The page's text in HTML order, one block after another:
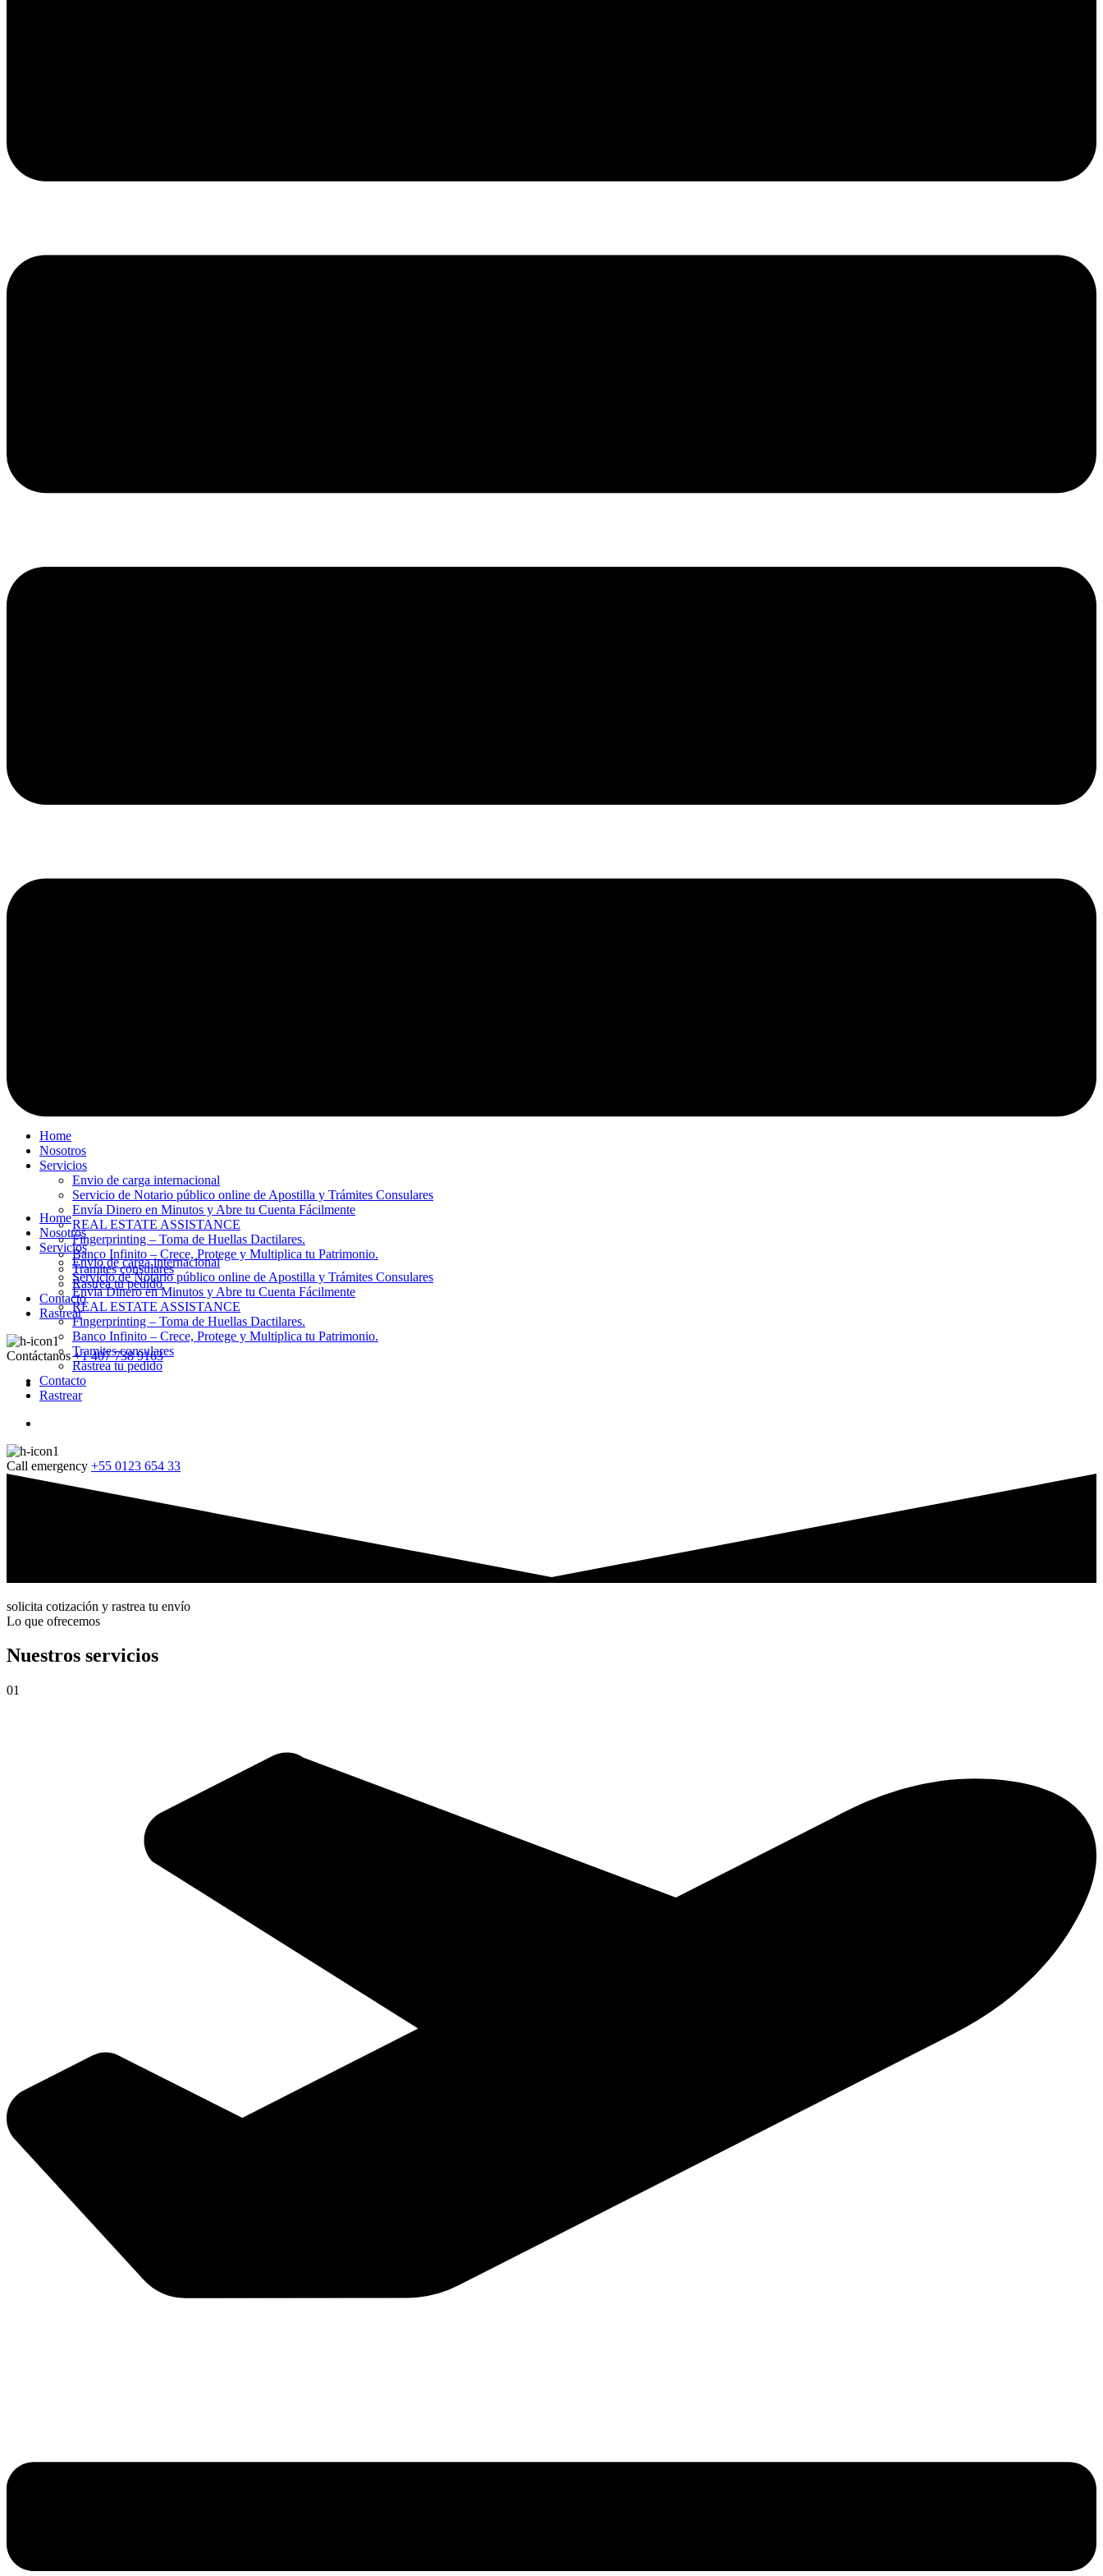
Home
Nosotros
Servicios
Envio de carga internacional
Servicio de Notario público online de Apostilla y Trámites Consulares
Envía Dinero en Minutos y Abre tu Cuenta Fácilmente
REAL ESTATE ASSISTANCE
Fingerprinting – Toma de Huellas Dactilares.
Banco Infinito – Crece, Protege y Multiplica tu Patrimonio.
Tramites consulares
Rastrea tu pedido
Contacto
Rastrear
Contáctanos +1 407 738 9163
Home
Nosotros
Servicios
Envio de carga internacional
Servicio de Notario público online de Apostilla y Trámites Consulares
Envía Dinero en Minutos y Abre tu Cuenta Fácilmente
REAL ESTATE ASSISTANCE
Fingerprinting – Toma de Huellas Dactilares.
Banco Infinito – Crece, Protege y Multiplica tu Patrimonio.
Tramites consulares
Rastrea tu pedido
Contacto
Rastrear
Call emergency +55 0123 654 33
solicita cotización y rastrea tu envío
Lo que ofrecemos
Nuestros servicios
01